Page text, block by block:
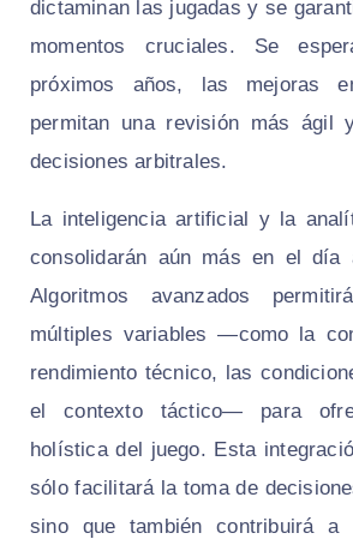
dictaminan las jugadas y se
momentos cruciales. Se
próximos años, las mejoras
permitan una revisión más ágil
decisiones arbitrales.
La inteligencia artificial y la
consolidarán aún más en el
Algoritmos avanzados
múltiples variables —como la
rendimiento técnico, las
el contexto táctico— para
holística del juego. Esta
sólo facilitará la toma de
sino que también contribuirá a